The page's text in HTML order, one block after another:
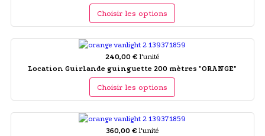
Choisir les options
240,00 € l'unité
Location Guirlande guinguette 200 mètres "ORANGE"
Choisir les options
360,00 € l'unité